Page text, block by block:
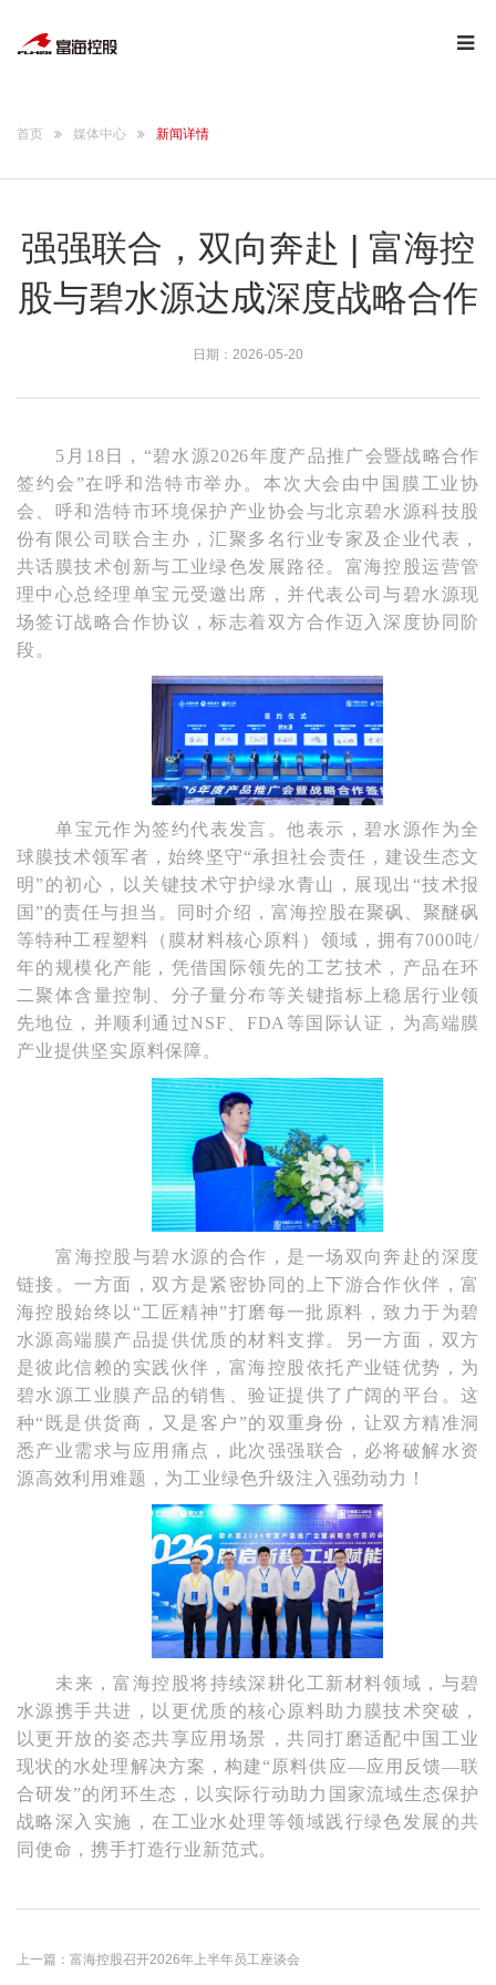
首页 媒体中心 新闻详情
强强联合，双向奔赴 | 富海控
股与碧水源达成深度战略合作
日期：2026-05-20
5月18日，“碧水源2026年度产品推广会暨战略合作
签约会”在呼和浩特市举办。本次大会由中国膜工业协
会、呼和浩特市环境保护产业协会与北京碧水源科技股
份有限公司联合主办，汇聚多名行业专家及企业代表，
共话膜技术创新与工业绿色发展路径。富海控股运营管
理中心总经理单宝元受邀出席，并代表公司与碧水源现
场签订战略合作协议，标志着双方合作迈入深度协同阶
段。
单宝元作为签约代表发言。他表示，碧水源作为全
球膜技术领军者，始终坚守“承担社会责任，建设生态文
明”的初心，以关键技术守护绿水青山，展现出“技术报
国”的责任与担当。同时介绍，富海控股在聚砜、聚醚砜
等特种工程塑料（膜材料核心原料）领域，拥有7000吨/
年的规模化产能，凭借国际领先的工艺技术，产品在环
二聚体含量控制、分子量分布等关键指标上稳居行业领
先地位，并顺利通过NSF、FDA等国际认证，为高端膜
产业提供坚实原料保障。
富海控股与碧水源的合作，是一场双向奔赴的深度
链接。一方面，双方是紧密协同的上下游合作伙伴，富
海控股始终以 “工匠精神”打磨每一批原料，致力于为碧
水源高端膜产品提供优质的材料支撑。另一方面，双方
是彼此信赖的实践伙伴，富海控股依托产业链优势，为
碧水源工业膜产品的销售、验证提供了广阔的平台。这
种“既是供货商，又是客户”的双重身份，让双方精准洞
悉产业需求与应用痛点，此次强强联合，必将破解水资
源高效利用难题，为工业绿色升级注入强劲动力！
未来，富海控股将持续深耕化工新材料领域，与碧
水源携手共进，以更优质的核心原料助力膜技术突破，
以更开放的姿态共享应用场景，共同打磨适配中国工业
现状的水处理解决方案，构建“原料供应—应用反馈—联
合研发”的闭环生态，以实际行动助力国家流域生态保护
战略深入实施，在工业水处理等领域践行绿色发展的共
同使命，携手打造行业新范式。
上一篇：富海控股召开2026年上半年员工座谈会